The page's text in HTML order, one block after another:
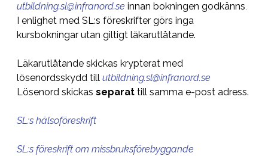
utbildning.sl@infranord.se innan bokningen godkänns.
I enlighet med SL:s föreskrifter görs inga
kursbokningar utan giltigt läkarutlåtande.
Läkarutlåtande skickas krypterat med
lösenordsskydd till utbildning.sl@infranord.se
Lösenord skickas separat till samma e-post adress.
SL:s hälsoföreskrift
SL:s föreskrift om missbruksförebyggande